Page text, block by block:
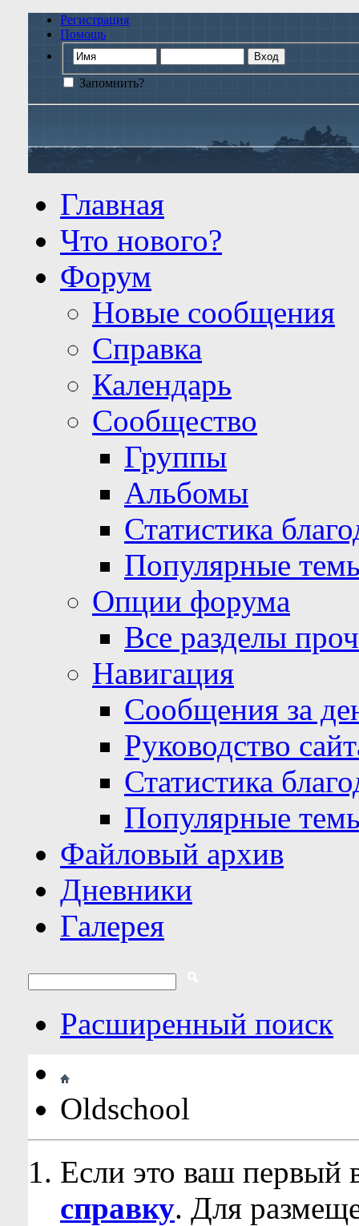
Регистрация
Помощь
Запомнить?
Главная
Что нового?
Форум
Новые сообщения
Справка
Календарь
Сообщество
Группы
Альбомы
Статистика
Популярные
Опции форума
Все разделы
Навигация
Сообщения за
Руководство
Статистика
Популярные
Файловый архив
Дневники
Галерея
Расширенный поиск
Oldschool
Если это ваш первый
справку. Для